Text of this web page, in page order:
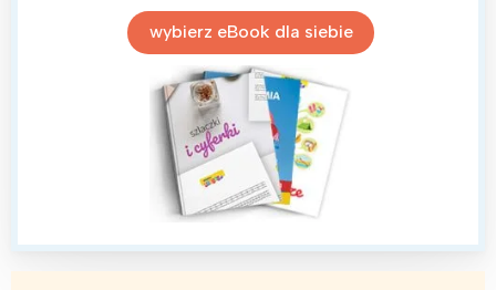
wybierz eBook dla siebie